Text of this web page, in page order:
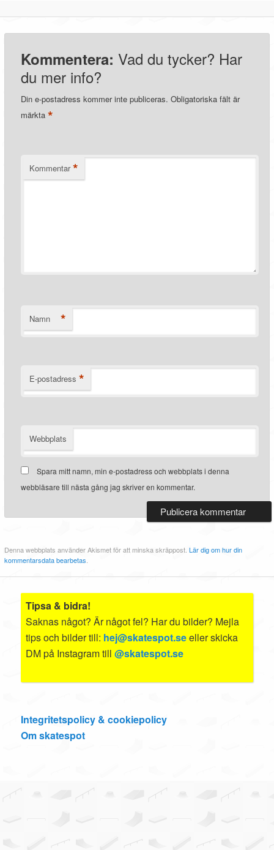
Kommentera: Vad du tycker? Har
du mer info?
Din e-postadress kommer inte publiceras. Obligatoriska fält är
märkta*
Kommentar *
Namn *
E-postadress *
Webbplats
Spara mitt namn, min e-postadress och webbplats i denna
webbläsare till nästa gång jag skriver en kommentar.
Denna webbplats använder Akismet för att minska skräppost.Lär dig om hur din
kommentarsdata bearbetas
Tipsa & bidra!
Saknas något? Är något fel? Har du bilder? Mejla
tips och bilder till: hej@skatespot.seeller skicka
DM på Instagram till@skatespot.se
Integritetspolicy & cookiepolicy
Om skatespot